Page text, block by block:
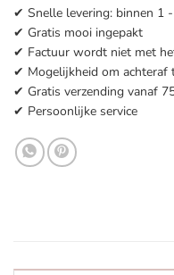
✔ Snelle levering: binnen 1
✔ Gratis mooi ingepakt
✔ Factuur wordt niet met
✔ Mogelijkheid om achteraf
✔ Gratis verzending vanaf
✔ Persoonlijke service